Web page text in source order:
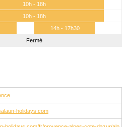
10h - 18h
10h - 18h
14h - 17h30
Fermé
holidays.com